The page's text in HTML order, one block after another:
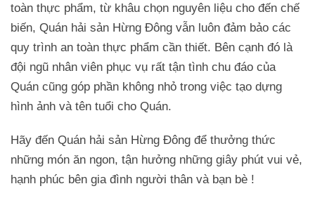
toàn thực phẩm, từ khâu chọn nguyên liệu cho đến chế
biến, Quán hải sản Hừng Đông vẫn luôn đảm bảo các
quy trình an toàn thực phẩm cần thiết. Bên cạnh đó là
đội ngũ nhân viên phục vụ rất tận tình chu đáo của
Quán cũng góp phần không nhỏ trong việc tạo dựng
hình ảnh và tên tuổi cho Quán.
Hãy đến Quán hải sản Hừng Đông để thưởng thức
những món ăn ngon, tận hưởng những giây phút vui vẻ,
hạnh phúc bên gia đình người thân và bạn bè !